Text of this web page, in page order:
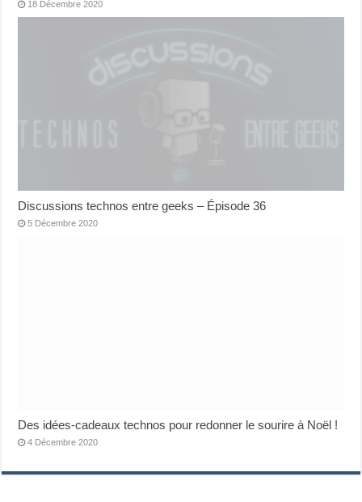
18 Décembre 2020
Discussions technos entre geeks – Épisode 36
5 Décembre 2020
Des idées-cadeaux technos pour redonner le sourire à Noël !
4 Décembre 2020